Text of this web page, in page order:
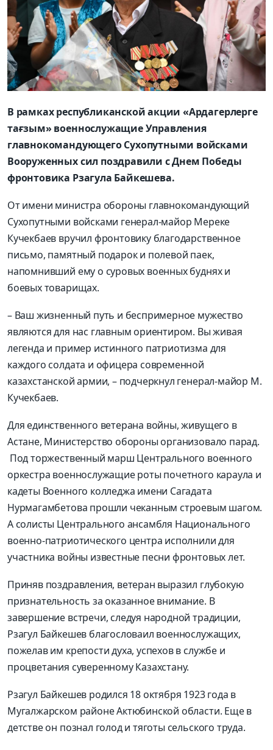
В рамках республиканской акции «Ардагерлерге
тағзым» военнослужащие Управления
главнокомандующего Сухопутными войсками
Вооруженных сил поздравили с Днем Победы
фронтовика Рзагула Байкешева.
От имени министра обороны главнокомандующий
Сухопутными войсками генерал-майор Мереке
Кучекбаев вручил фронтовику благодарственное
письмо, памятный подарок и полевой паек,
напомнивший ему о суровых военных буднях и
боевых товарищах.
– Ваш жизненный путь и беспримерное мужество
являются для нас главным ориентиром. Вы живая
легенда и пример истинного патриотизма для
каждого солдата и офицера современной
казахстанской армии, – подчеркнул генерал-майор М.
Кучекбаев.
Для единственного ветерана войны, живущего в
Астане, Министерство обороны организовало парад.
Под торжественный марш Центрального военного
оркестра военнослужащие роты почетного караула и
кадеты Военного колледжа имени Сагадата
Нурмагамбетова прошли чеканным строевым шагом.
А солисты Центрального ансамбля Национального
военно-патриотического центра исполнили для
участника войны известные песни фронтовых лет.
Приняв поздравления, ветеран выразил глубокую
признательность за оказанное внимание. В
завершение встречи, следуя народной традиции,
Рзагул Байкешев благословаил военнослужащих,
пожелав им крепости духа, успехов в службе и
процветания суверенному Казахстану.
Рзагул Байкешев родился 18 октября 1923 года в
Мугалжарском районе Актюбинской области. Еще в
детстве он познал голод и тяготы сельского труда.